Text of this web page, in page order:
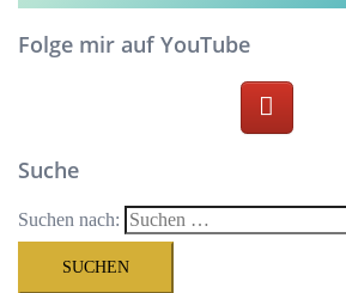
Folge mir auf YouTube
Suche
Suchen nach: